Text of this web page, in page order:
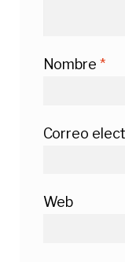
Nombre *
Correo
Web